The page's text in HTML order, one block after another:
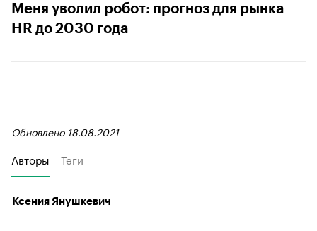
Меня уволил робот: прогноз для рынка
HR до 2030 года
Обновлено 18.08.2021
Авторы Теги
Ксения Янушкевич